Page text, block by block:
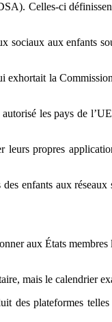
Celles-ci
sociaux aux enfants
la
les pays de
propres
enfants aux
aux États
mais le calendrier
des plateformes